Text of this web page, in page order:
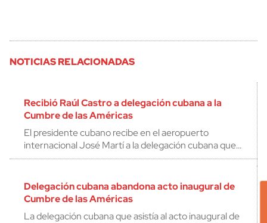
NOTICIAS RELACIONADAS
Recibió Raúl Castro a delegación cubana a la
Cumbre de las Américas
El presidente cubano recibe en el aeropuerto
internacional José Martí a la delegación cubana que…
Delegación cubana abandona acto inaugural de
Cumbre de las Américas
La delegación cubana que asistía al acto inaugural de